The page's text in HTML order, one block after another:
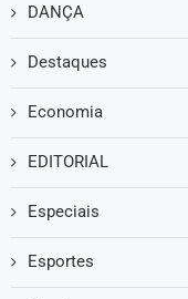
DANÇA
Destaques
Economia
EDITORIAL
Especiais
Esportes